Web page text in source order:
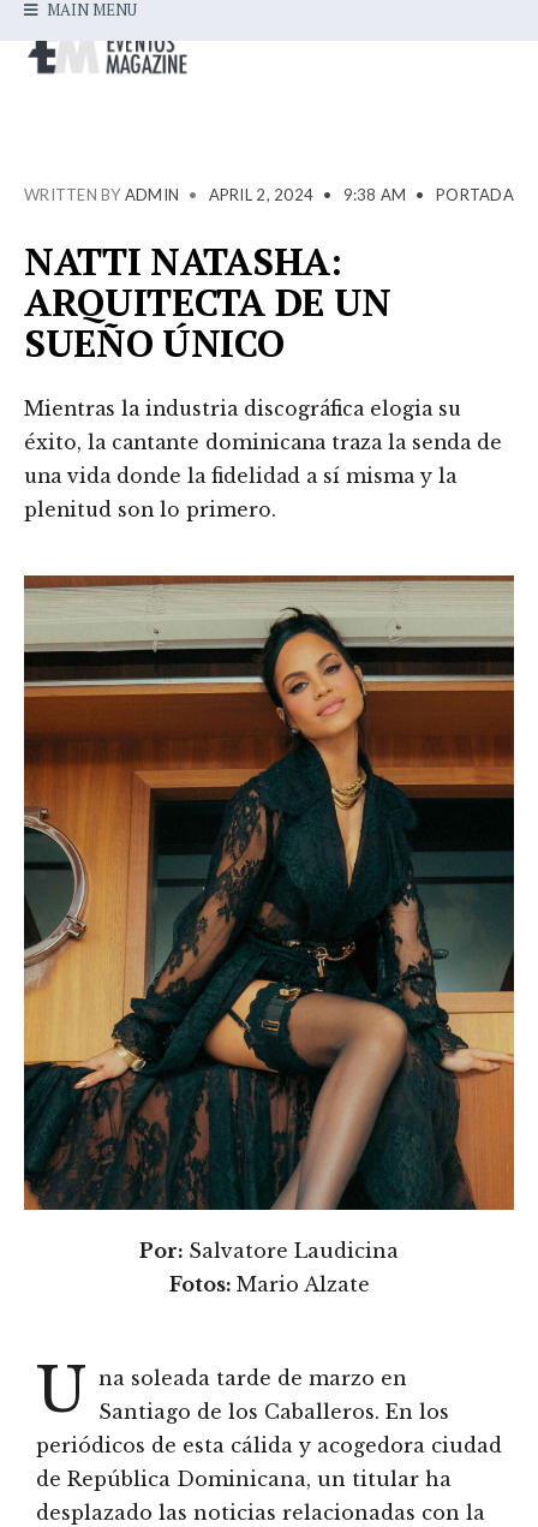
MAIN MENU
WRITTEN BY ADMIN • APRIL 2, 2024 • 9:38 AM • PORTADA
NATTI NATASHA:
ARQUITECTA DE UN
SUEÑO ÚNICO
Mientras la industria discográfica elogia su
éxito, la cantante dominicana traza la senda de
una vida donde la fidelidad a sí misma y la
plenitud son lo primero.
Por: Salvatore Laudicina
Fotos: Mario Alzate
U na soleada tarde de marzo en
Santiago de los Caballeros. En los
periódicos de esta cálida y acogedora ciudad
de República Dominicana, un titular ha
desplazado las noticias relacionadas con la